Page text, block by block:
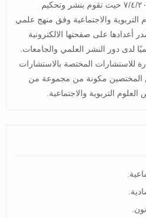
صدر العدد الأول منها بتاريخ ٧/٤/٢٠١٩ حيث تقوم بنشر وتحكيم
التربوية والاجتماعية وفق منهج علمي
أعدادها على صفحتها الالكترونية
لدى دور النشر العلمي والجامعات.
للاستشارات المختصة بالاستشارات
المختصين مكونة من مجموعة من
التربوية والاجتماعية.